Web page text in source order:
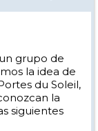
grupo de
la idea de
du Soleil,
la
siguientes